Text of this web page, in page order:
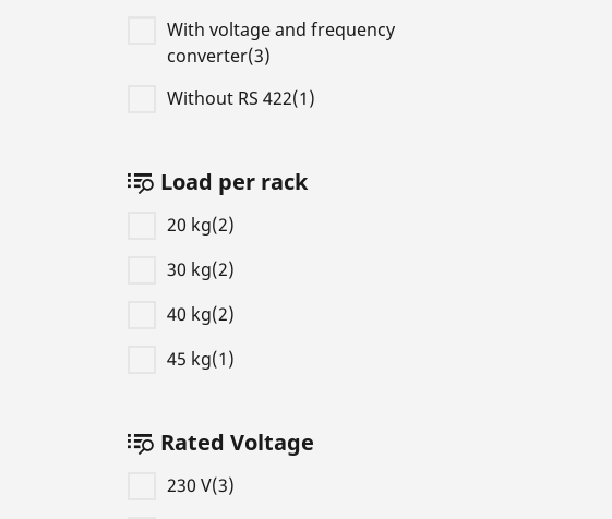
With voltage and frequency
converter(3)
Without RS 422(1)
Load per rack
20 kg(2)
30 kg(2)
40 kg(2)
45 kg(1)
Rated Voltage
230 V(3)